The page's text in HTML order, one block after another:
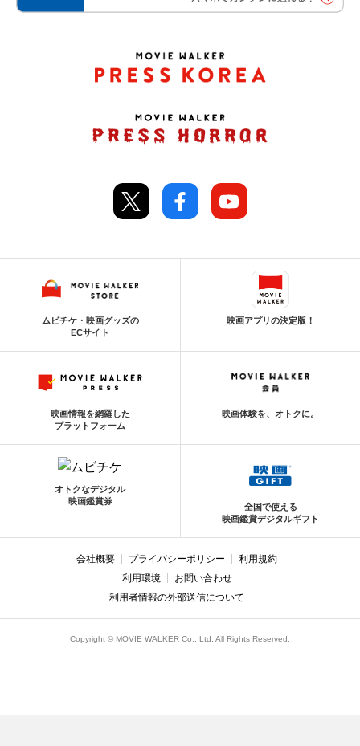
ムビチケ・映画グッズの
ECサイト
映画アプリの決定版！
映画情報を網羅した
プラットフォーム
映画体験を、オトクに。
オトクなデジタル
映画鑑賞券
全国で使える
映画鑑賞デジタルギフト
会社概要 プライバシーポリシー
利用規約
利用環境
お問い合わせ
利用者情報の外部送信について
Copyright © MOVIE WALKER Co., Ltd. All Rights Reserved.